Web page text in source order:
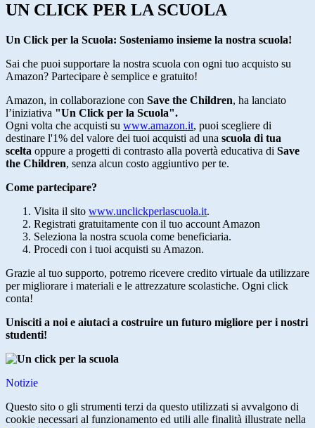
UN CLICK PER LA SCUOLA
Un Click per la Scuola: Sosteniamo insieme la nostra scuola!
Sai che puoi supportare la nostra scuola con ogni tuo acquisto su
Amazon? Partecipare è semplice e gratuito!
Amazon, in collaborazione con Save the Children, ha lanciato
l’iniziativa "Un Click per la Scuola".
Ogni volta che acquisti su www.amazon.it, puoi scegliere di
destinare l'1% del valore dei tuoi acquisti ad una scuola di tua
scelta oppure a progetti di contrasto alla povertà educativa di Save
the Children, senza alcun costo aggiuntivo per te.
Come partecipare?
Visita il sito www.unclickperlascuola.it.
Registrati gratuitamente con il tuo account Amazon
Seleziona la nostra scuola come beneficiaria.
Procedi con i tuoi acquisti su Amazon.
Grazie al tuo supporto, potremo ricevere credito virtuale da utilizzare
per migliorare i materiali e le attrezzature scolastiche. Ogni click
conta!
Unisciti a noi e aiutaci a costruire un futuro migliore per i nostri
studenti!
Notizie
Questo sito o gli strumenti terzi da questo utilizzati si avvalgono di
cookie necessari al funzionamento ed utili alle finalità illustrate nella